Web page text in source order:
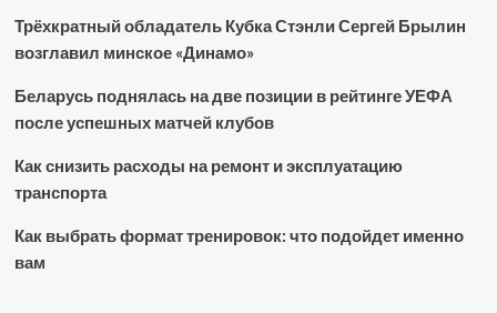
Трёхкратный обладатель Кубка Стэнли Сергей Брылин
возглавил минское «Динамо»
Беларусь поднялась на две позиции в рейтинге УЕФА
после успешных матчей клубов
Как снизить расходы на ремонт и эксплуатацию
транспорта
Как выбрать формат тренировок: что подойдет именно
вам